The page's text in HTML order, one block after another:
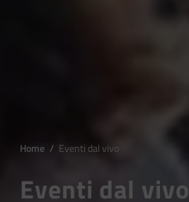
Home / Eventi dal vivo
Eventi dal vivo